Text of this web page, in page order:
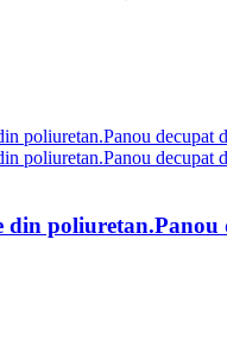
din poliuretan.Panou